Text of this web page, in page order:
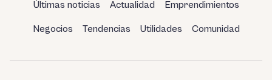
Últimas noticias Actualidad Emprendimientos
Negocios Tendencias Utilidades Comunidad